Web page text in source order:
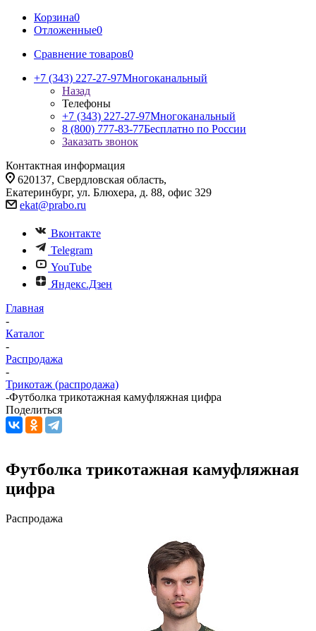
Корзина0
Отложенные0
Сравнение товаров0
+7 (343) 227-27-97Многоканальный
Назад
Телефоны
+7 (343) 227-27-97Многоканальный
8 (800) 777-83-77Бесплатно по России
Заказать звонок
Контактная информация
620137, Свердловская область,
Екатеринбург, ул. Блюхера, д. 88, офис 329
ekat@prabo.ru
Вконтакте
Telegram
YouTube
Яндекс.Дзен
Главная
-
Каталог
-
Распродажа
-
Трикотаж (распродажа)
-Футболка трикотажная камуфляжная цифра
Поделиться
Футболка трикотажная камуфляжная
цифра
Распродажа